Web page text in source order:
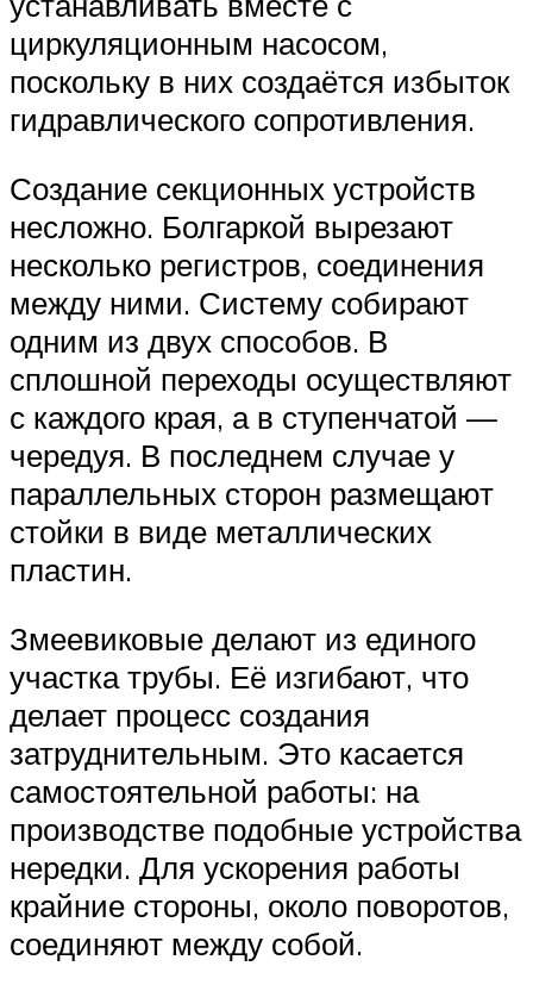
циркуляционным насосом,
поскольку в них создаётся избыток
гидравлического сопротивления.
Создание секционных устройств
несложно. Болгаркой вырезают
несколько регистров, соединения
между ними. Систему собирают
одним из двух способов. В
сплошной переходы осуществляют
с каждого края, а в ступенчатой —
чередуя. В последнем случае у
параллельных сторон размещают
стойки в виде металлических
пластин.
Змеевиковые делают из единого
участка трубы. Её изгибают, что
делает процесс создания
затруднительным. Это касается
самостоятельной работы: на
производстве подобные устройства
нередки. Для ускорения работы
крайние стороны, около поворотов,
соединяют между собой.